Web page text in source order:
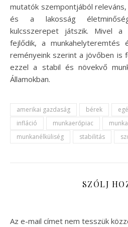
mutatók szempontjából
és a lakosság
kulcsszerepet játszik. Mivel a
fejlődik, a munkahelyteremtés
reményeink szerint a jövőben is
ezzel a stabil és növekvő
Államokban.
amerikai gazdaság bérek
infláció
munkaerőpiac
munkanélküliség
stabilitás
SZÓLJ
Az e-mail címet nem tesszük